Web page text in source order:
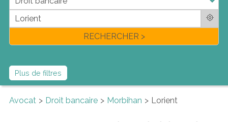
RECHERCHER >
Plus de filtres
Avocat Droit bancaire Morbihan Lorient